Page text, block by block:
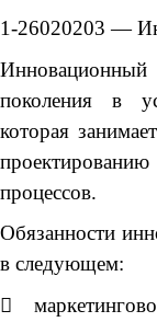
1-26020203 —
поколения в
которая
процессов.
Обязанности
в следующем:
